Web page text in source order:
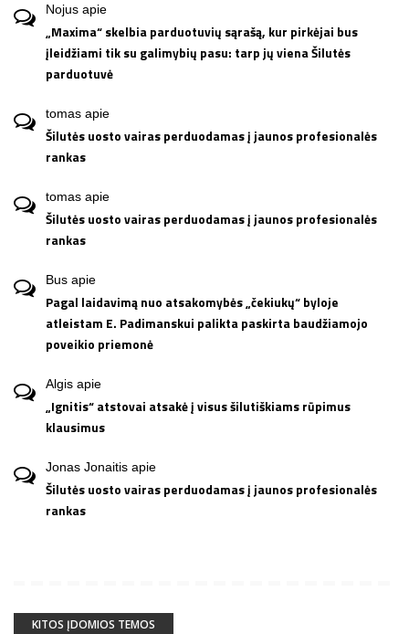
Nojus apie
„Maxima“ skelbia parduotuvių sąrašą, kur pirkėjai bus
įleidžiami tik su galimybių pasu: tarp jų viena Šilutės
parduotuvė
tomas apie
Šilutės uosto vairas perduodamas į jaunos profesionalės
rankas
tomas apie
Šilutės uosto vairas perduodamas į jaunos profesionalės
rankas
Bus apie
Pagal laidavimą nuo atsakomybės „čekiukų“ byloje
atleistam E. Padimanskui palikta paskirta baudžiamojo
poveikio priemonė
Algis apie
„Ignitis“ atstovai atsakė į visus šilutiškiams rūpimus
klausimus
Jonas Jonaitis apie
Šilutės uosto vairas perduodamas į jaunos profesionalės
rankas
KITOS ĮDOMIOS TEMOS